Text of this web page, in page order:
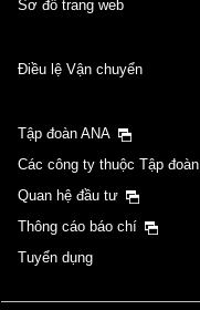
Sơ đồ trang web
Điều lệ Vận chuyển
Tập đoàn ANA
Các công ty thuộc Tập đoàn
Quan hệ đầu tư
Thông cáo báo chí
Tuyển dụng